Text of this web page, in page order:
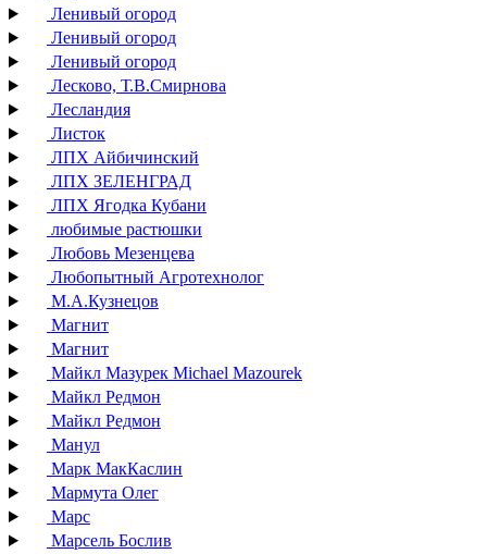
Ленивый огород
Ленивый огород
Ленивый огород
Лесково, Т.В.Смирнова
Лесландия
Листок
ЛПХ Айбичинский
ЛПХ ЗЕЛЕНГРАД
ЛПХ Ягодка Кубани
любимые растюшки
Любовь Мезенцева
Любопытный Агротехнолог
М.А.Кузнецов
Магнит
Магнит
Майкл Мазурек Michael Mazourek
Майкл Редмон
Майкл Редмон
Манул
Марк МакКаслин
Мармута Олег
Марс
Марсель Бослив